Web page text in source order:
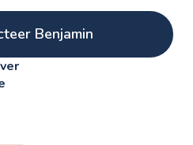
Benjamin